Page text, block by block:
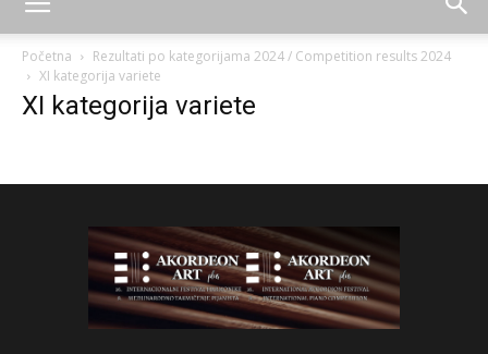
ART
Početna
Rezultati po kategorijama 2024 / Competition results 2024
XI kategorija variete
XI kategorija variete